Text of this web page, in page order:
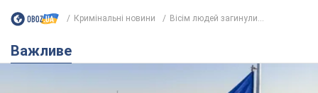
Кримінальні новини Вісім людей загинули...
Важливе